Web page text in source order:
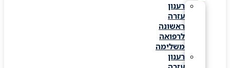
רענון
עזרה
ראשונה
לרפואה
משלימה
רענון